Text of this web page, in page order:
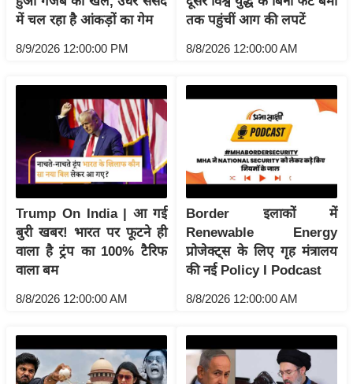
क्रि
ट
0
2
6
क्रा
इ
म
ई
पे
प
र
में चल रहा है आंकड़ों का गेम
8/9/2026 12:00:00 PM
तक पहुंचीं आग की लपटें
8/8/2026 12:00:00 AM
Trump On India | आ गई
बुरी खबर! भारत पर फूटने ही
वाला है ट्रंप का 100% टैरिफ
वाला बम
8/8/2026 12:00:00 AM
Border इलाकों में
Renewable Energy
प्रोजेक्ट्स के लिए गृह मंत्रालय
की नई Policy I Podcast
8/8/2026 12:00:00 AM